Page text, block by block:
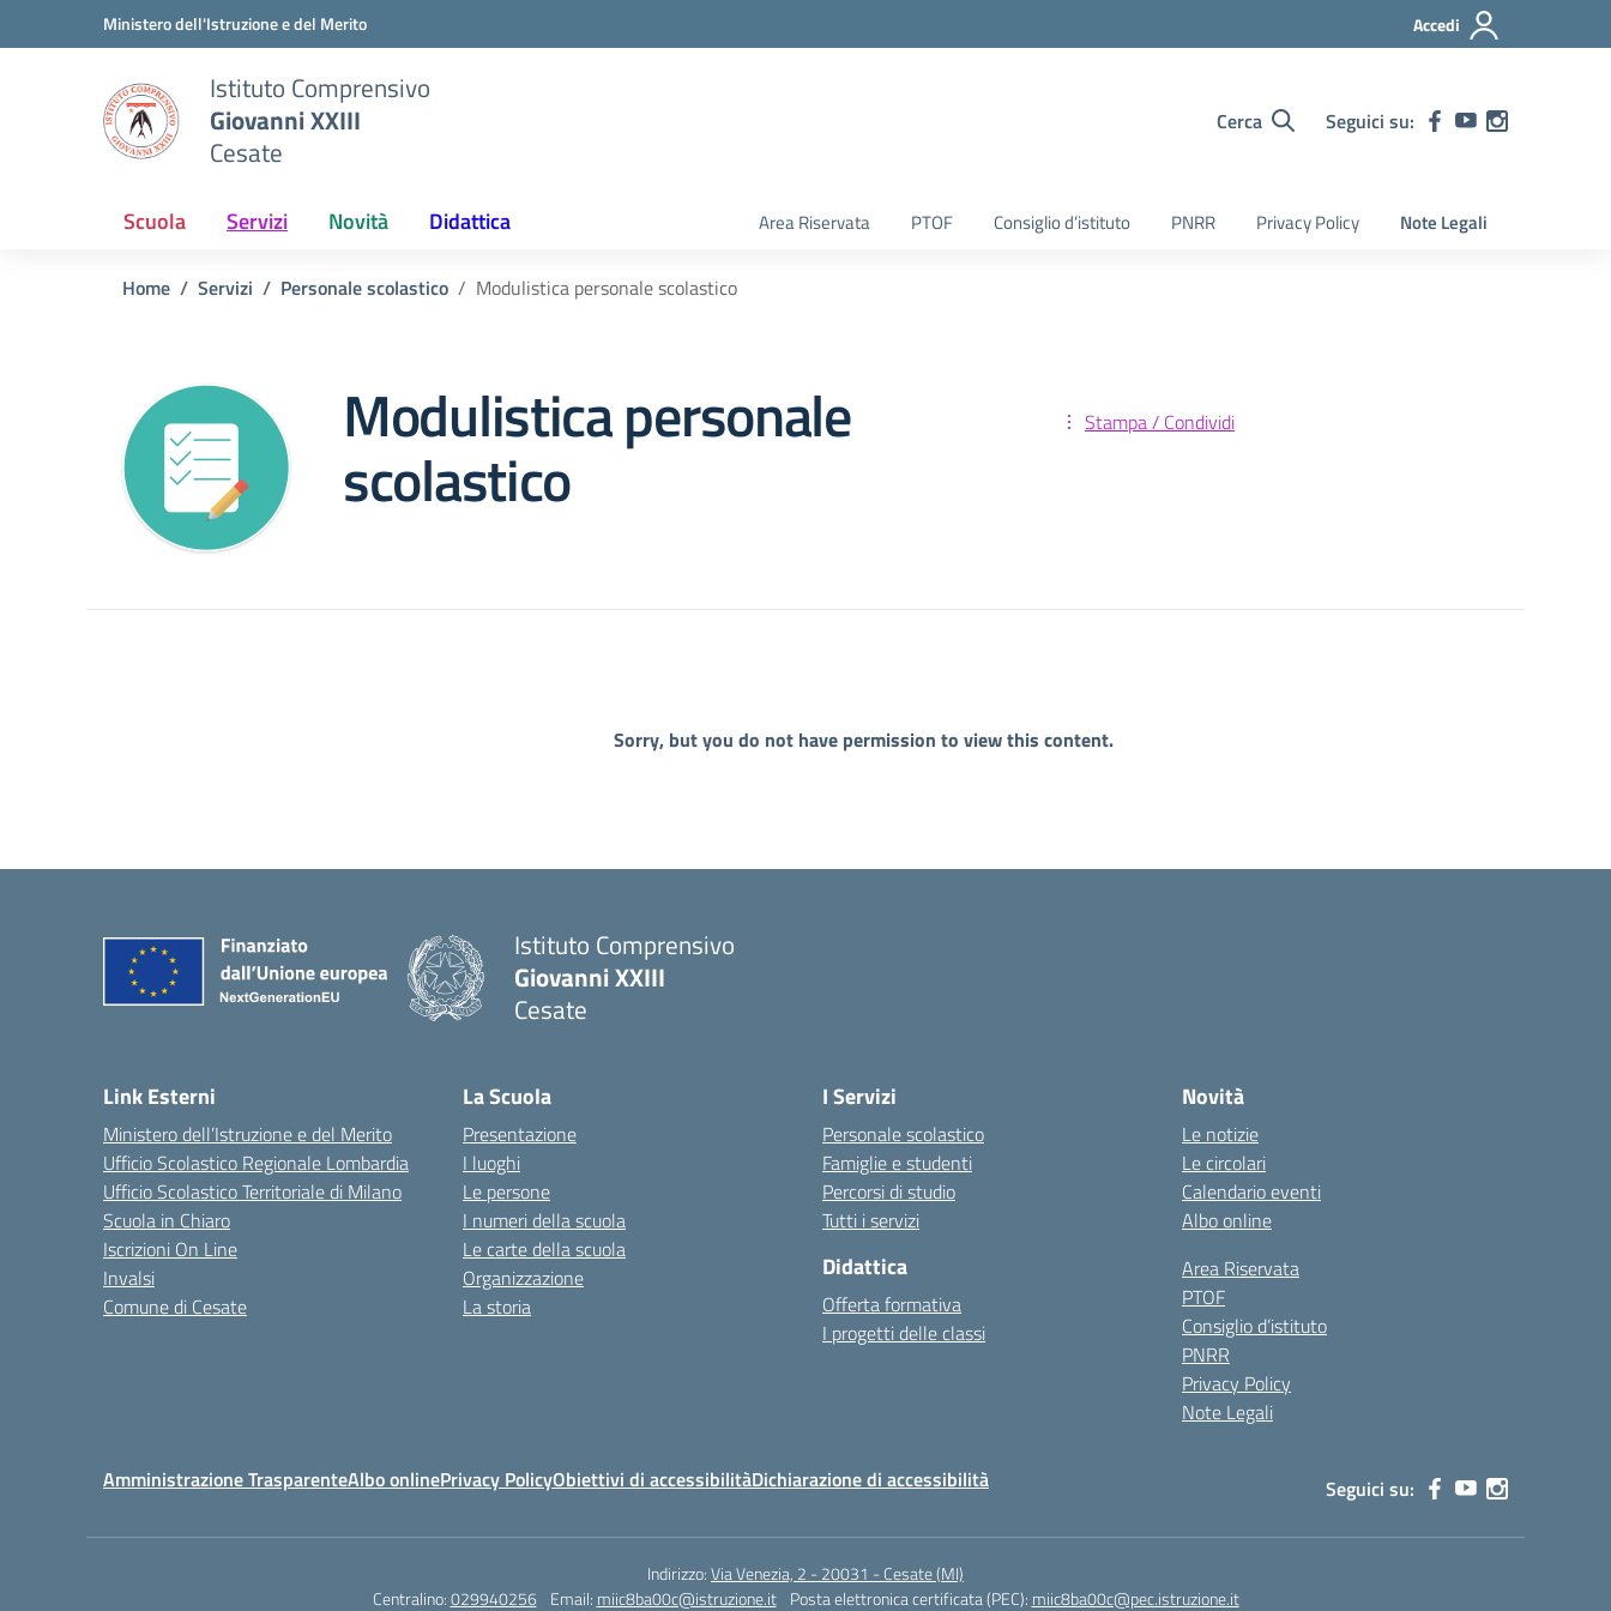
Vai ai contenuti
Vai al menu di navigazioneMinistero dell'Istruzione e del Merito Accedi
Istituto Comprensivo
Giovanni XXIII
Cesate
Cerca Seguici su:
Scuola Servizi Novità Didattica Area Riservata PTOF Consiglio d’istituto PNRR Privacy Policy Note Legali
Home Servizi Personale scolastico Modulistica personale scolastico
Modulistica personale
scolastico
Stampa / Condividi
Sorry, but you do not have permission to view this content.
Istituto Comprensivo
Giovanni XXIII
Cesate
Link Esterni
Ministero dell’Istruzione e del Merito
Ufficio Scolastico Regionale Lombardia
Ufficio Scolastico Territoriale di Milano
Scuola in Chiaro
Iscrizioni On Line
Invalsi
Comune di Cesate
La Scuola
Presentazione
I luoghi
Le persone
I numeri della scuola
Le carte della scuola
Organizzazione
La storia
I Servizi
Personale scolastico
Famiglie e studenti
Percorsi di studio
Tutti i servizi
Didattica
Offerta formativa
I progetti delle classi
Novità
Le notizie
Le circolari
Calendario eventi
Albo online
Area Riservata
PTOF
Consiglio d’istituto
PNRR
Privacy Policy
Note Legali
Amministrazione TrasparenteAlbo onlinePrivacy PolicyObiettivi di accessibilitàDichiarazione di accessibilità Seguici su:
Indirizzo:Via Venezia, 2 - 20031 - Cesate (MI)
Centralino:029940256 Email: miic8ba00c@istruzione.it Posta elettronica certificata (PEC): miic8ba00c@pec.istruzione.it